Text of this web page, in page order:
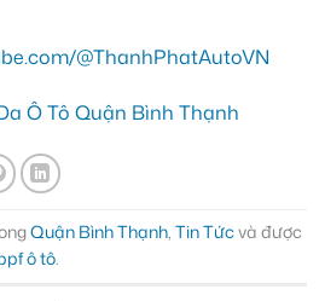
@ThanhPhatAutoVN
Ô Tô Quận Bình Thạnh
Quận Bình Thạnh, Tin Tứcvà được
ô tô.